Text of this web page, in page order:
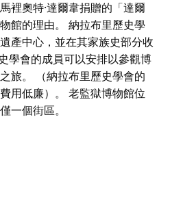
裡奧特·達爾韋捐贈的「達爾
館的理由。 納拉布里歷史學
產中心，並在其家族史部分收
學會的成員可以安排以參觀博
旅。 （納拉布里歷史學會的
用低廉）。 老監獄博物館位
一個街區。
該建築群還包括小型訴訟法院
了雪梨郵政總局。這座監獄
分運作了整整100年，於